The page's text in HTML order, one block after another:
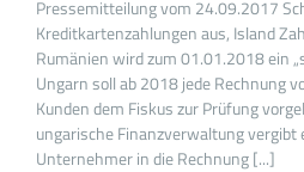
Pressemitteilung vom 24.09.2017
Kreditkartenzahlungen aus, Island
Rumänien wird zum 01.01.2018 ein
Ungarn soll ab 2018 jede Rechnung
Kunden dem Fiskus zur Prüfung
ungarische Finanzverwaltung vergibt
Unternehmer in die Rechnung [...]